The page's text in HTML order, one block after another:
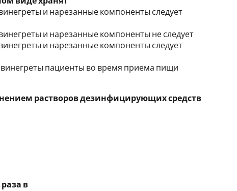
и нарезанные компоненты следует
и нарезанные компоненты не следует
и нарезанные компоненты следует
винегреты пациенты во время приема пищи
растворов дезинфицирующих средств
в